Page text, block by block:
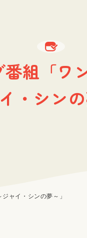
組「ワ
・シンの
ャイ・シンの夢～」